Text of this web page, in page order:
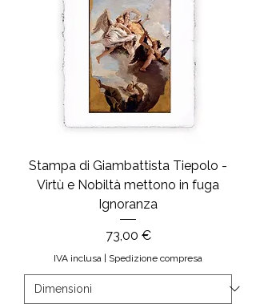
Stampa di Giambattista Tiepolo -
Virtù e Nobiltà mettono in fuga
Ignoranza
Prezzo
73,00 €
IVA inclusa | Spedizione compresa